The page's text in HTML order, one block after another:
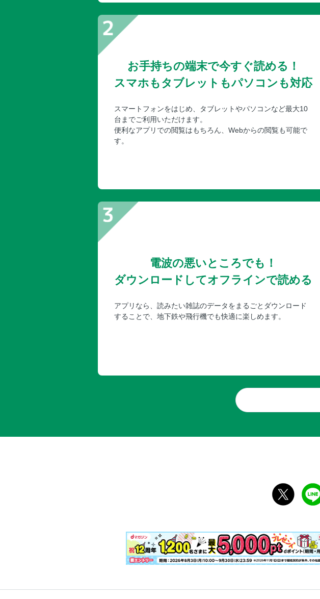
お手持ちの端末で今すぐ読める！
スマホもタブレットもパソコンも対応
スマートフォンをはじめ、タブレットやパソコンなど最大10
台までご利用いただけます。
便利なアプリでの閲覧はもちろん、Webからの閲覧も可能で
す。
電波の悪いところでも！
ダウンロードしてオフラインで読める
アプリなら、読みたい雑誌のデータをまるごとダウンロード
することで、地下鉄や飛行機でも快適に楽しめます。